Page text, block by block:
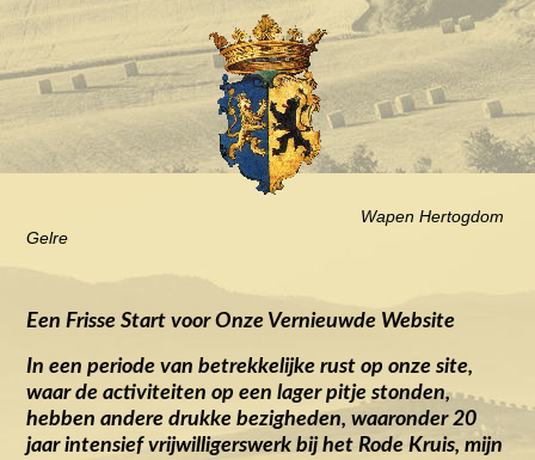
Wapen Hertogdom
Gelre
Een Frisse Start voor Onze Vernieuwde Website
In een periode van betrekkelijke rust op onze site,
waar de activiteiten op een lager pitje stonden,
hebben andere drukke bezigheden, waaronder 20
jaar intensief vrijwilligerswerk bij het Rode Kruis, mijn